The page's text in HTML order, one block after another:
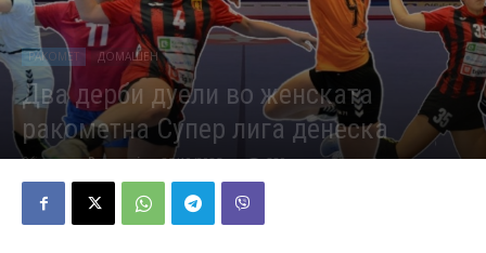
РАКОМЕТ ДОМАШЕН
Два дерби дуели во женската
ракометна Супер лига денеска
Објавено од Редакција - 25/10/2025 329